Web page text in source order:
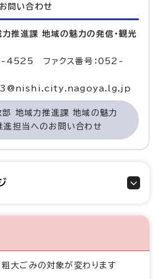
お問い合わせ
推進課 地域の魅力の発信・観光
4525 ファクス番号：052-
地域力推進課 地域の魅力
進担当へのお問い合わせ
大ごみの対象が変わります